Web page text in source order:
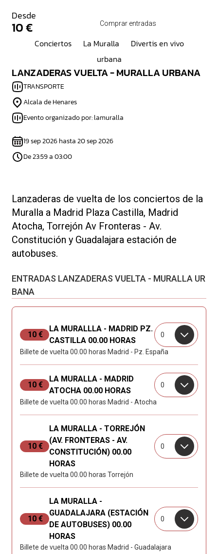
Desde
10 € Comprar entradas
Conciertos La Muralla
Divertis en vivo
urbana
LANZADERAS VUELTA - MURALLA URBANA
TRANSPORTE
Alcala de Henares
Evento organizado por: lamuralla
19 sep 2026 hasta 20 sep 2026
De 23:59 a 03:00
Lanzaderas de vuelta de los conciertos de la
Muralla a Madrid Plaza Castilla, Madrid
Atocha, Torrejón Av Fronteras - Av.
Constitución y Guadalajara estación de
autobuses.
ENTRADAS LANZADERAS VUELTA - MURALLA UR
BANA
10 €
LA MURALLLA - MADRID PZ.
CASTILLA 00.00 HORAS
0
Billete de vuelta 00.00 horas Madrid - Pz. España
10 €
LA MURALLA - MADRID
ATOCHA 00.00 HORAS
0
Billete de vuelta 00.00 horas Madrid - Atocha
10 €
LA MURALLA - TORREJÓN
(AV. FRONTERAS - AV.
CONSTITUCIÓN) 00.00
HORAS
0
Billete de vuelta 00.00 horas Torrejón
10 €
LA MURALLA -
GUADALAJARA (ESTACIÓN
DE AUTOBUSES) 00.00
HORAS
0
Billete de vuelta 00.00 horas Madrid - Guadalajara